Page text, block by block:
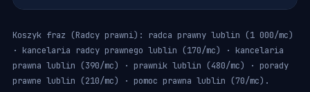
Koszyk fraz (Radcy prawni): radca prawny lublin (1 000/mc)
· kancelaria radcy prawnego lublin (170/mc) · kancelaria
prawna lublin (390/mc) · prawnik lublin (480/mc) · porady
prawne lublin (210/mc) · pomoc prawna lublin (70/mc).